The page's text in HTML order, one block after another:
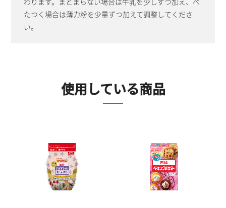
たつく場合は薄力粉を少量ずつ加えて調整してくださ
い。
使用している商品